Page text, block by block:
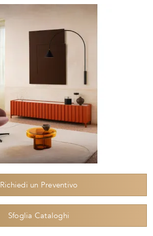
Richiedi un Preventivo
Sfoglia Cataloghi